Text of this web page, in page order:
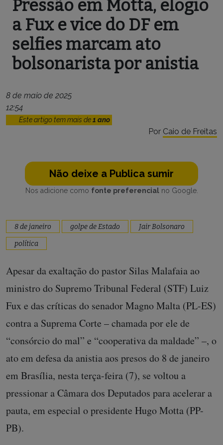
Pressão em Motta, elogio
a Fux e vice do DF em
selfies marcam ato
bolsonarista por anistia
8 de maio de 2025
12:54
Este artigo tem mais de1 ano
Por Caio de Freitas
Não deixe a Publica sumir
Nos adicione como fonte preferencialno Google.
8 de janeiro golpe de Estado
Jair Bolsonaro
política
Apesar da exaltação do pastor Silas Malafaia ao
ministro do Supremo Tribunal Federal (STF) Luiz
Fux e das críticas do senador Magno Malta (PL-ES)
contra a Suprema Corte – chamada por ele de
“consórcio do mal” e “cooperativa da maldade” –, o
ato em defesa da anistia aos presos do 8 de janeiro
em Brasília, nesta terça-feira (7), se voltou a
pressionar a Câmara dos Deputados para acelerar a
pauta, em especial o presidente Hugo Motta (PP-
PB).